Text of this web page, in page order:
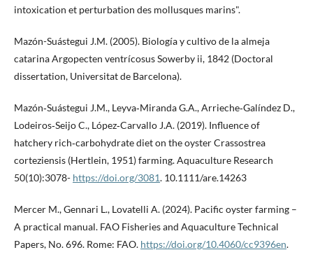
intoxication et perturbation des mollusques marins".
Mazón-Suástegui J.M. (2005). Biología y cultivo de la almeja
catarina Argopecten ventrícosus Sowerby ii, 1842 (Doctoral
dissertation, Universitat de Barcelona).
Mazón‐Suástegui J.M., Leyva‐Miranda G.A., Arrieche‐Galíndez D.,
Lodeiros‐Seijo C., López‐Carvallo J.A. (2019). Influence of
hatchery rich‐carbohydrate diet on the oyster Crassostrea
corteziensis (Hertlein, 1951) farming. Aquaculture Research
50(10):3078- https://doi.org/3081. 10.1111/are.14263
Mercer M., Gennari L., Lovatelli A. (2024). Pacific oyster farming –
A practical manual. FAO Fisheries and Aquaculture Technical
Papers, No. 696. Rome: FAO. https://doi.org/10.4060/cc9396en.